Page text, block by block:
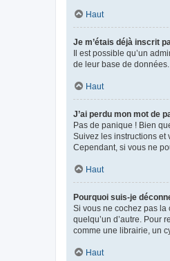
Haut
Je m’étais déjà inscrit
Il est possible qu’un
de leur base de
Haut
J’ai perdu mon mot de
Pas de panique ! Bien
Suivez les instructions et
Cependant, si vous ne
Haut
Pourquoi suis-je
Si vous ne cochez pas la
quelqu’un d’autre. Pour
comme une librairie, un
Haut